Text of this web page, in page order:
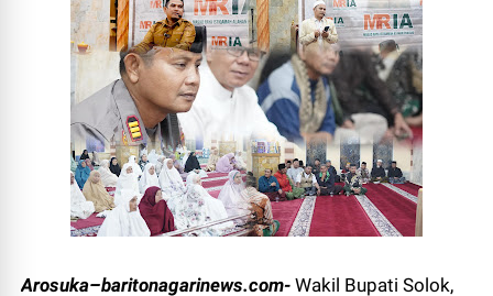
Arosuka–baritonagarinews.com- Wakil Bupati Solok,